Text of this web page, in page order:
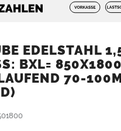
EDELSTAHL
BXL=
70-100MM